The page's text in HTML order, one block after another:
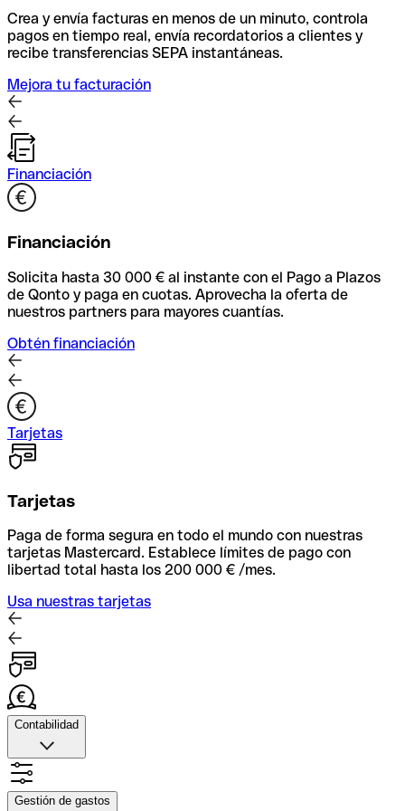
Crea y envía facturas en menos de un minuto, controla
pagos en tiempo real, envía recordatorios a clientes y
recibe transferencias SEPA instantáneas.
Mejora tu facturación
Financiación
Financiación
Solicita hasta 30 000 € al instante con el Pago a Plazos
de Qonto y paga en cuotas. Aprovecha la oferta de
nuestros partners para mayores cuantías.
Obtén financiación
Tarjetas
Tarjetas
Paga de forma segura en todo el mundo con nuestras
tarjetas Mastercard. Establece límites de pago con
libertad total hasta los 200 000 € /mes.
Usa nuestras tarjetas
Contabilidad
Contabilidad
Sube fotos de tus recibos, automatiza la facxturación y
Gestión de gastos